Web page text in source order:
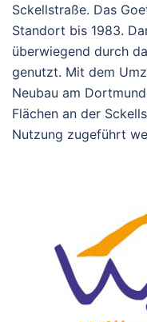
Sckellstraße. Das
Standort bis 1983.
überwiegend durch
genutzt. Mit dem
Neubau am
Flächen an der
Nutzung zugeführt